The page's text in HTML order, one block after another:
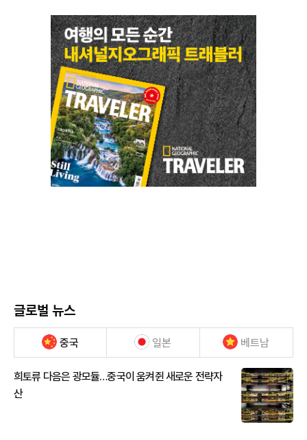
글로벌 뉴스
중국 일본 베트남
희토류 다음은 광모듈…중국이 움켜쥔 새로운 전략자
산